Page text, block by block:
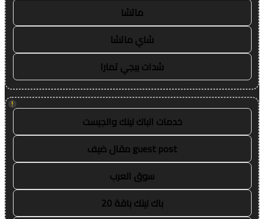
ماتشا
شاي ماتشا
شدات ببجي تمارا
!
خدمات الباك لينك والجيست
guest post مقال ضيف
سوق العرب
باك لينك باقة 20